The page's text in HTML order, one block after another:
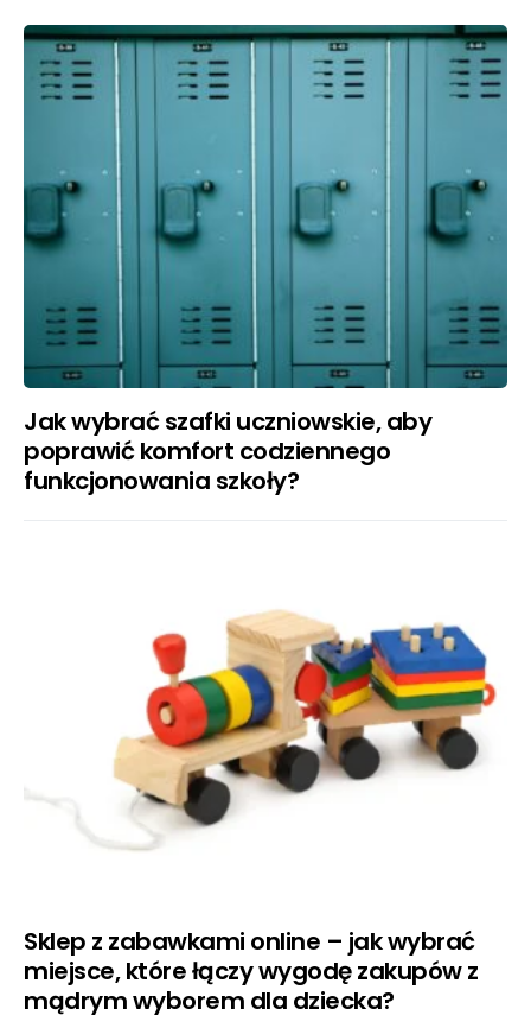
Jak wybrać szafki uczniowskie, aby
poprawić komfort codziennego
funkcjonowania szkoły?
Sklep z zabawkami online – jak wybrać
miejsce, które łączy wygodę zakupów z
mądrym wyborem dla dziecka?